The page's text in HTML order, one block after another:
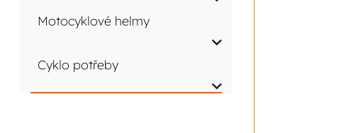
Motocyklové helmy
Cyklo potřeby